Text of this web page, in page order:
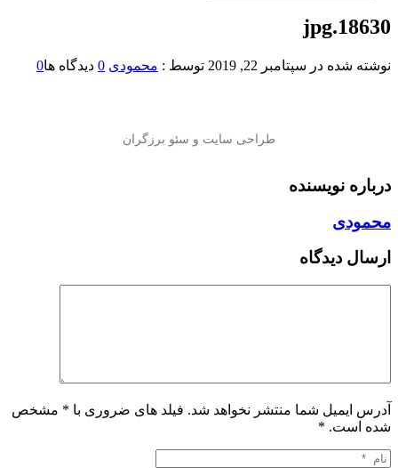
18630.jpg
نوشته شده در سپتامبر 22, 2019 توسط : محمودی 0 دیدگاه ها0
درباره نویسنده
محمودی
ارسال دیدگاه
آدرس ایمیل شما منتشر نخواهد شد. فیلد های ضروری با * مشخص
شده است. *